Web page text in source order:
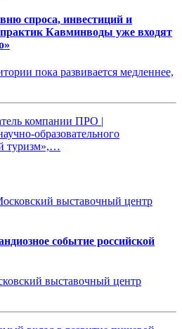
спроса, инвестиций и
Кавминводы уже входят
пока развивается медленнее,
компании ПРО |
образовательного
туризм»,…
событие российской
выставочный центр